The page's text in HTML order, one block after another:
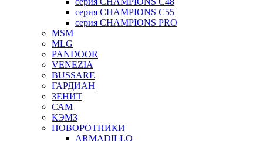
серия CHAMPIONS C55
серия CHAMPIONS PRO
MSM
MLG
PANDOOR
VENEZIA
BUSSARE
ГАРДИАН
ЗЕНИТ
САМ
КЭМЗ
ПОВОРОТНИКИ
ARMADILLO